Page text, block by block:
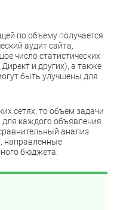
по объему получается
аудит сайта,
число статистических
и других), а также
быть улучшены для
сетях, то объем задачи
для каждого объявления
анализ
направленные
бюджета.